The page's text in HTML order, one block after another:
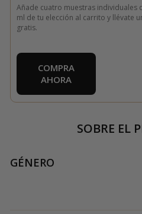
Añade cuatro muestras individuales
ml de tu elección al carrito y llévate
gratis.
COMPRA
AHORA
SOBRE EL
GÉNERO